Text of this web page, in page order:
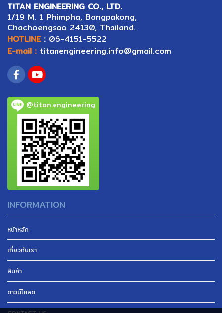
TITAN ENGINEERING CO., LTD.
1/19 M. 1 Phimpha, Bangpakong,
Chachoengsao 24130, Thailand.
HOTLINE: 06-4151-5522
E-mail : titanengineering.info@gmail.com
@titan.engineering
INFORMATION
หน้าหลัก
เกี่ยวกับเรา
สินค้า
ดาวน์โหลด